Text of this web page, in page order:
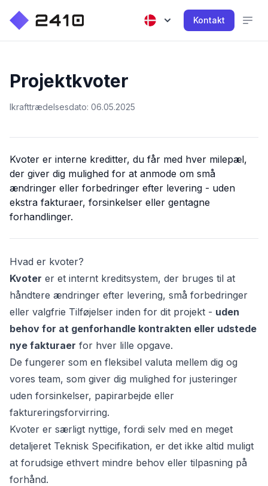
Kontakt
Projektkvoter
Ikrafttrædelsesdato: 06.05.2025
Kvoter er interne kreditter, du får med hver milepæl,
der giver dig mulighed for at anmode om små
ændringer eller forbedringer efter levering - uden
ekstra fakturaer, forsinkelser eller gentagne
forhandlinger.
Hvad er kvoter?
Kvoter er et internt kreditsystem, der bruges til at
håndtere ændringer efter levering, små forbedringer
eller valgfrie Tilføjelser inden for dit projekt - uden
behov for at genforhandle kontrakten eller udstede
nye fakturaer for hver lille opgave.
De fungerer som en fleksibel valuta mellem dig og
vores team, som giver dig mulighed for justeringer
uden forsinkelser, papirarbejde eller
faktureringsforvirring.
Kvoter er særligt nyttige, fordi selv med en meget
detaljeret Teknisk Specifikation, er det ikke altid muligt
at forudsige ethvert mindre behov eller tilpasning på
forhånd.